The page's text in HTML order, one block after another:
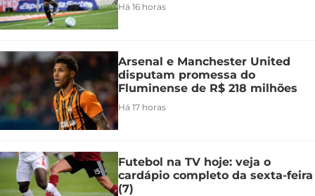
Há 16 horas
Arsenal e Manchester United
disputam promessa do
Fluminense de R$ 218 milhões
Há 17 horas
Futebol na TV hoje: veja o
cardápio completo da sexta-feira
(7)